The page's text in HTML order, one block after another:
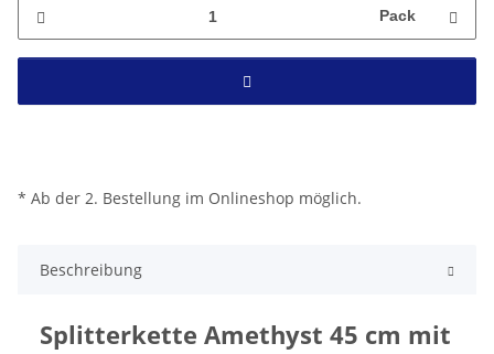
Pack
* Ab der 2. Bestellung im Onlineshop möglich.
Beschreibung
Splitterkette Amethyst 45 cm mit